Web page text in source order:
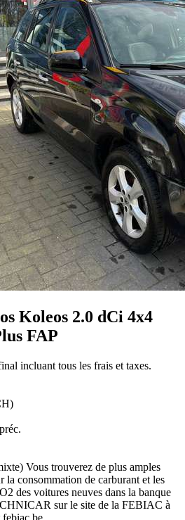
Koleos 2.0 dCi 4x4
FAP
incluant tous les frais et taxes.
Vous trouverez de plus amples
la consommation de carburant et les
des voitures neuves dans la banque
sur le site de la FEBIAC à